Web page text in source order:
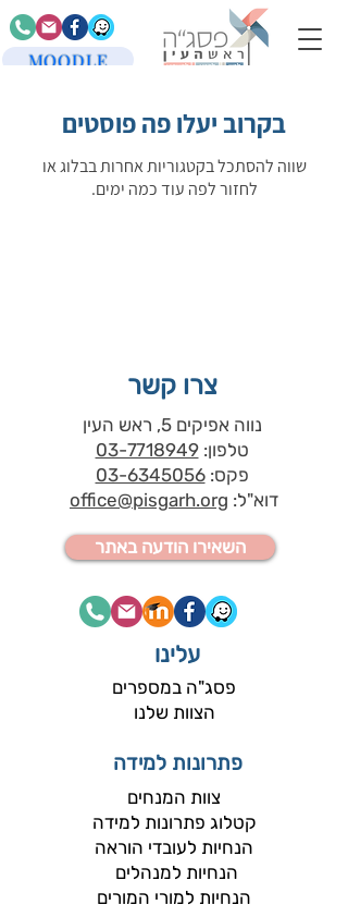
MOODLE
בקרוב יעלו פה פוסטים
שווה להסתכל בקטגוריות אחרות בבלוג או
לחזור לפה עוד כמה ימים.
צרו קשר
נווה אפיקים 5, ראש העין
טלפון:03-7718949
פקס:03-6345056
דוא"ל: office@pisgarh.org
השאירו הודעה באתר
עלינו
פסג"ה במספרים
הצוות שלנו
פתרונות למידה
צוות המנחים​
קטלוג פתרונות למידה
הנחיות לעובדי הוראה
הנחיות למנהלים
הנחיות למורי המורים